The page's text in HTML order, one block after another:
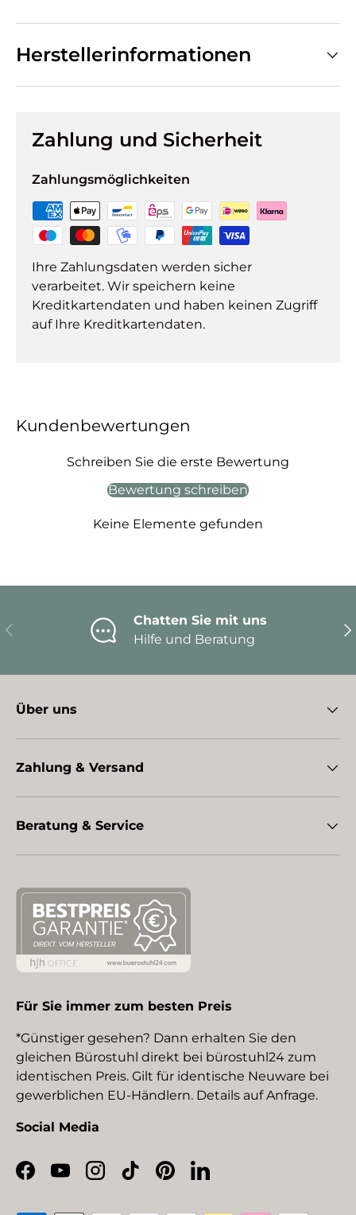
Herstellerinformationen
Zahlung und Sicherheit
Zahlungsmöglichkeiten
Ihre Zahlungsdaten werden sicher
verarbeitet. Wir speichern keine
Kreditkartendaten und haben keinen Zugriff
auf Ihre Kreditkartendaten.
Kundenbewertungen
Schreiben Sie die erste Bewertung
Bewertung schreiben
Keine Elemente gefunden
Vorherige
Chatten Sie mit uns
Hilfe und Beratung
Über uns
Zahlung & Versand
Beratung & Service
Für Sie immer zum besten Preis
*Günstiger gesehen? Dann erhalten Sie den
gleichen Bürostuhl direkt bei bürostuhl24 zum
identischen Preis. Gilt für identische Neuware bei
gewerblichen EU-Händlern. Details auf Anfrage.
Social Media
Facebook
YouTubeInstagram
TikTokPinterestLinkedIn